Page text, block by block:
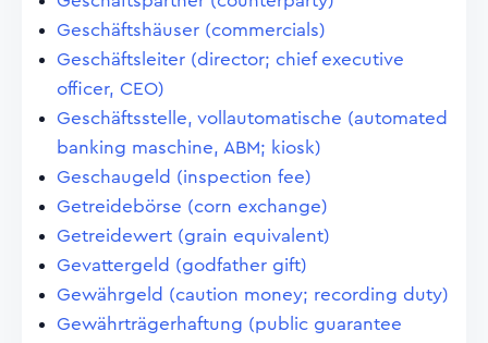
Geschäftshäuser (commercials)
Geschäftsleiter (director; chief executive
officer, CEO)
Geschäftsstelle, vollautomatische (automated
banking maschine, ABM; kiosk)
Geschaugeld (inspection fee)
Getreidebörse (corn exchange)
Getreidewert (grain equivalent)
Gevattergeld (godfather gift)
Gewährgeld (caution money; recording duty)
Gewährträgerhaftung (public guarantee